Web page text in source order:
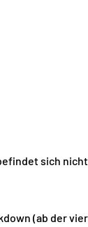
sich
(ab der